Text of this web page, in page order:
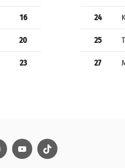
16
20
23
24
25
27